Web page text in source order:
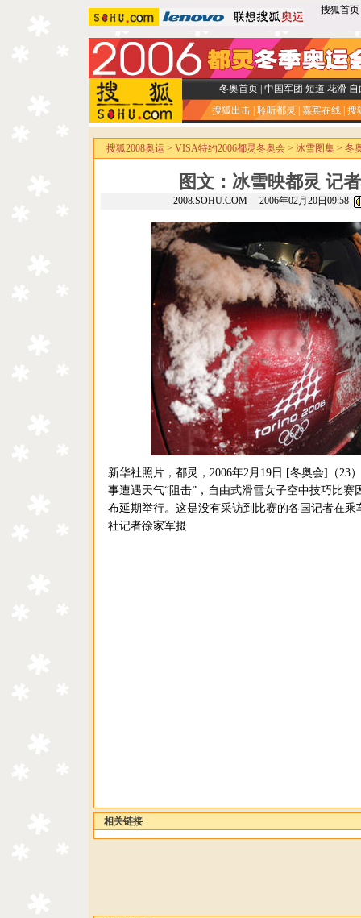
搜狐首页
冬奥首页| 中国军团 短道 花滑 自
搜狐出击 聆听都灵 嘉宾在线 搜
搜狐2008奥运 > VISA特约2006都灵冬奥会> 冰雪图集> 冬
图文：冰雪映都灵 记
2008.SOHU.COM 2006年02月20日09:58
新华社照片，都灵，2006年2月19日 [冬奥会]（23
事遭遇天气“阻击”，自由式滑雪女子空中技巧比
布延期举行。这是没有采访到比赛的各国记者在
社记者徐家军摄
相关链接